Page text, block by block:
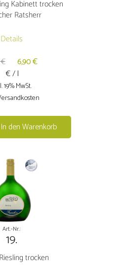
Kabinett trocken
Ratsherr
Details
€
Ursprünglicher
Preis
war:
7,50 €
6,90€
€ / l
19% MwSt.
In den Warenkorb
Art.-Nr.:
19.
trocken